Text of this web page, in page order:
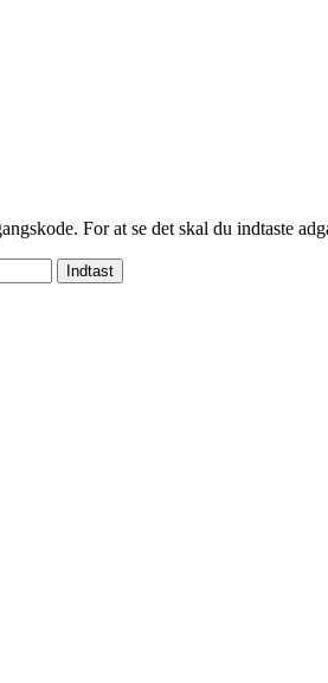
For at se det skal du indtaste